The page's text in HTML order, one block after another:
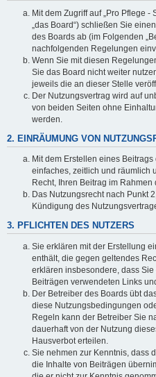
Mit dem Zugriff auf „Pro Pflege
„das Board“) schließen Sie
des Boards ab (im Folgenden
nachfolgenden Regelungen
Wenn Sie mit diesen
Sie das Board nicht weiter
jeweils die an dieser Stelle
Der Nutzungsvertrag wird auf
von beiden Seiten ohne
werden.
2. EINRÄUMUNG VON
Mit dem Erstellen eines
einfaches, zeitlich und räumlich
Recht, Ihren Beitrag im
Das Nutzungsrecht nach Punkt
Kündigung des
3. PFLICHTEN DES NUTZERS
Sie erklären mit der Erstellung
enthält, die gegen geltendes
erklären insbesondere, dass
Beiträgen verwendeten Links
Der Betreiber des Boards übt
diese Nutzungsbedingungen
Regeln kann der Betreiber Sie
dauerhaft von der Nutzung
Hausverbot erteilen.
Sie nehmen zur Kenntnis, dass
die Inhalte von Beiträgen